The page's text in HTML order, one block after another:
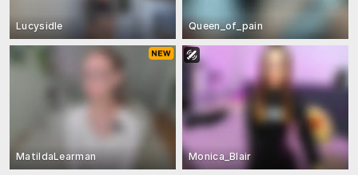
Lucysidle Queen_of_pain
MatildaLearman Monica_Blair